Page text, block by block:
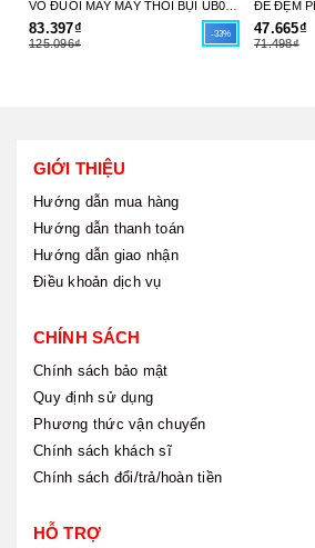
83.397₫
125.096₫
-33% 47.665₫
71.498₫
GIỚI THIỆU
Hướng dẫn mua hàng
Hướng dẫn thanh toán
Hướng dẫn giao nhận
Điều khoản dịch vụ
CHÍNH SÁCH
Chính sách bảo mật
Quy định sử dụng
Phương thức vận chuyển
Chính sách khách sĩ
Chính sách đổi/trả/hoàn tiền
HỖ TRỢ